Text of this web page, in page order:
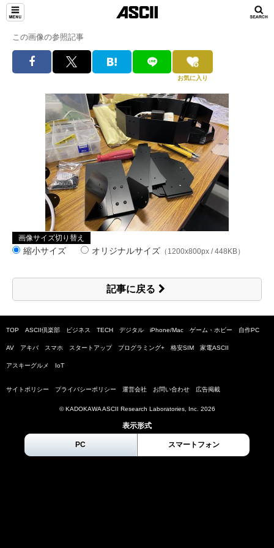
この画像の参照記事
お気に入り
画像サイズ切り替え
縮小サイズ オリジナルサイズ （1200x800px / 448KB）
記事に戻る
TOP ASCII倶楽部 ビジネス TECH デジタル iPhone/Mac ゲーム・ホビー 自作PC
AV アキバ スマホ スタートアップ プログラミング+ 格安SIM 家電ASCII
アスキーグルメ IoT
サイトポリシー プライバシーポリシー 運営会社 お問い合わせ 広告掲載
© KADOKAWA ASCII Research Laboratories, Inc. 2026
表示形式
PC スマートフォン